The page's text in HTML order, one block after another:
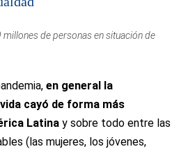
millones de personas en situación de
en general la
cayó de forma más
Latina y sobre todo entre las
(las mujeres, los jóvenes,